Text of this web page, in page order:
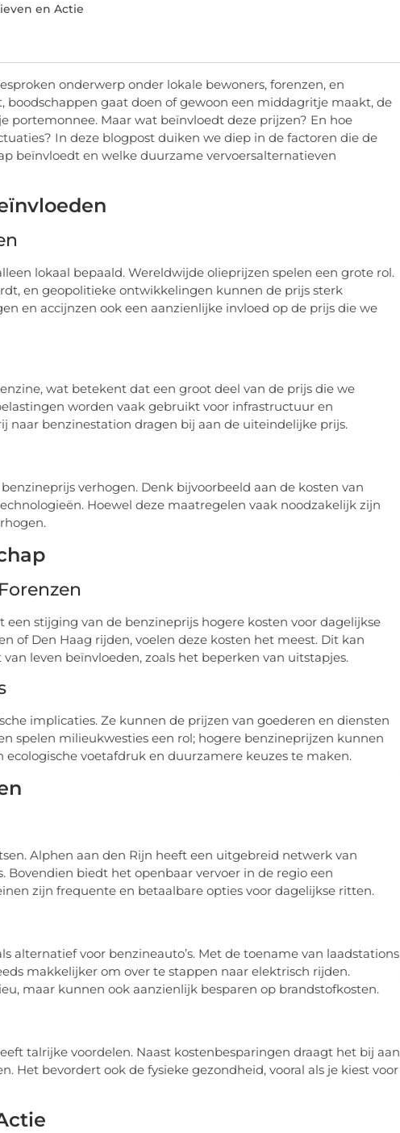
en Actie
onderwerp onder lokale bewoners, forenzen, en
gaat doen of gewoon een middagritje maakt, de
portemonnee. Maar wat beïnvloedt deze prijzen? En hoe
In deze blogpost duiken we diep in de factoren die de
beïnvloedt en welke duurzame vervoersalternatieven
lokaal bepaald. Wereldwijde olieprijzen spelen een grote rol.
en geopolitieke ontwikkelingen kunnen de prijs sterk
en accijnzen ook een aanzienlijke invloed op de prijs die we
wat betekent dat een groot deel van de prijs die we
worden vaak gebruikt voor infrastructuur en
naar benzinestation dragen bij aan de uiteindelijke prijs.
verhogen. Denk bijvoorbeeld aan de kosten van
Hoewel deze maatregelen vaak noodzakelijk zijn
stijging van de benzineprijs hogere kosten voor dagelijkse
of Den Haag rijden, voelen deze kosten het meest. Dit kan
leven beïnvloeden, zoals het beperken van uitstapjes.
implicaties. Ze kunnen de prijzen van goederen en diensten
spelen milieukwesties een rol; hogere benzineprijzen kunnen
voetafdruk en duurzamere keuzes te maken.
Alphen aan den Rijn heeft een uitgebreid netwerk van
biedt het openbaar vervoer in de regio een
zijn frequente en betaalbare opties voor dagelijkse ritten.
alternatief voor benzineauto’s. Met de toename van laadstations
makkelijker om over te stappen naar elektrisch rijden.
maar kunnen ook aanzienlijk besparen op brandstofkosten.
talrijke voordelen. Naast kostenbesparingen draagt het bij aan
Het bevordert ook de fysieke gezondheid, vooral als je kiest voor